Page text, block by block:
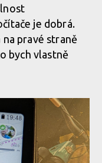
je dobrá.
pravé straně
bych vlastně